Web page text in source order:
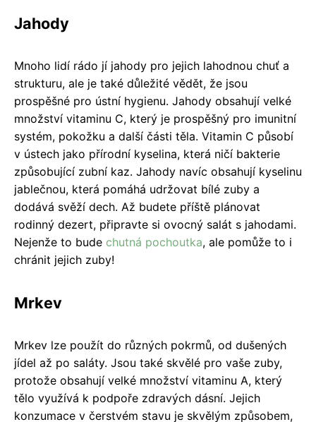
Jahody
Mnoho lidí rádo jí jahody pro jejich lahodnou chuť a
strukturu, ale je také důležité vědět, že jsou
prospěšné pro ústní hygienu. Jahody obsahují velké
množství vitaminu C, který je prospěšný pro imunitní
systém, pokožku a další části těla. Vitamin C působí
v ústech jako přírodní kyselina, která ničí bakterie
způsobující zubní kaz. Jahody navíc obsahují kyselinu
jablečnou, která pomáhá udržovat bílé zuby a
dodává svěží dech. Až budete příště plánovat
rodinný dezert, připravte si ovocný salát s jahodami.
Nejenže to bude chutná pochoutka, ale pomůže to i
chránit jejich zuby!
Mrkev
Mrkev lze použít do různých pokrmů, od dušených
jídel až po saláty. Jsou také skvělé pro vaše zuby,
protože obsahují velké množství vitaminu A, který
tělo využívá k podpoře zdravých dásní. Jejich
konzumace v čerstvém stavu je skvělým způsobem,